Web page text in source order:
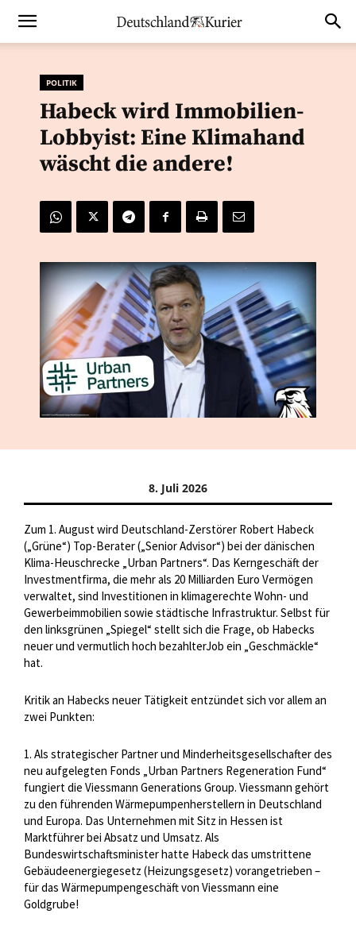
POLITIK
Habeck wird Immobilien-
Lobbyist: Eine Klimahand
wäscht die andere!
8. Juli 2026
Zum 1. August wird Deutschland-Zerstörer Robert Habeck
(„Grüne“) Top-Berater („Senior Advisor“) bei der dänischen
Klima-Heuschrecke „Urban Partners“. Das Kerngeschäft der
Investmentfirma, die mehr als 20 Milliarden Euro Vermögen
verwaltet, sind Investitionen in klimagerechte Wohn- und
Gewerbeimmobilien sowie städtische Infrastruktur. Selbst für
den linksgrünen „Spiegel“ stellt sich die Frage, ob Habecks
neuer und vermutlich hoch bezahlterJob ein „Geschmäckle“
hat.
Kritik an Habecks neuer Tätigkeit entzündet sich vor allem an
zwei Punkten:
1. Als strategischer Partner und Minderheitsgesellschafter des
neu aufgelegten Fonds „Urban Partners Regeneration Fund“
fungiert die Viessmann Generations Group. Viessmann gehört
zu den führenden Wärmepumpenherstellern in Deutschland
und Europa. Das Unternehmen mit Sitz in Hessen ist
Marktführer bei Absatz und Umsatz. Als
Bundeswirtschaftsminister hatte Habeck das umstrittene
Gebäudeenergiegesetz (Heizungsgesetz) vorangetrieben –
für das Wärmepumpengeschäft von Viessmann eine
Goldgrube!